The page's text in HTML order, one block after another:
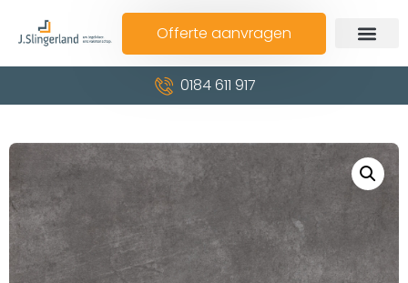
Offerte aanvragen
0184 611 917